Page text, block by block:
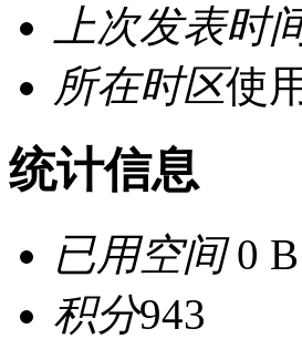
上次发表时
所在时区使
统计信息
已用空间0 B
积分943